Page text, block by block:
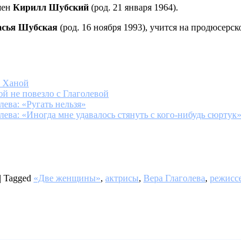
Кирилл Шубский (род. 21 января 1964).
Шубская (род. 16 ноября 1993), учится на
Ханой
не повезло с Глаголевой
«Ругать нельзя»
«Иногда мне удавалось стянуть с кого-нибудь сюртук»
| Tagged «Две женщины», актрисы, Вера Глаголева,